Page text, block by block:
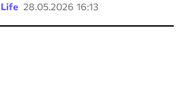
Life 28.05.2026 16:13